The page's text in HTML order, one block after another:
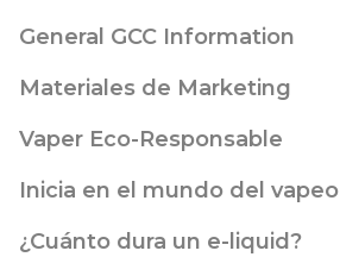
General GCC Information
Materiales de Marketing
Vaper Eco-Responsable
Inicia en el mundo del vapeo
¿Cuánto dura un e-liquid?